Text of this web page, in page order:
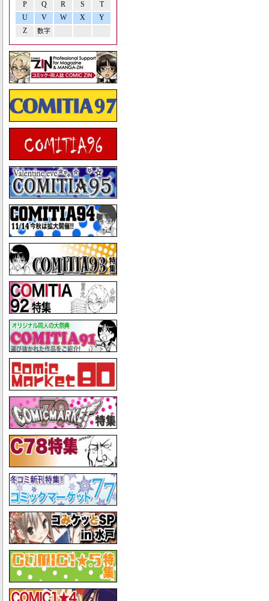
P Q R S
T
U
V W X
Y
Z
数字